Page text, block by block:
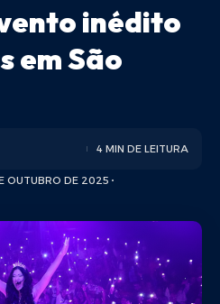
inédito
em São
OUTUBRO DE 2025
4 MIN DE LEITURA